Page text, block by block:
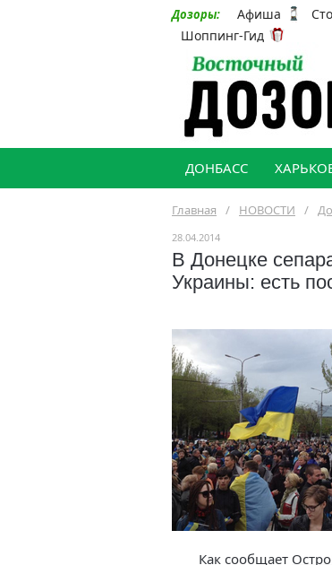
Дозоры: Афиша
Шоппинг-Гид
ДОНБАСС
Главная / НОВОСТИ /
28.04.2014
В Донецке
Украины: есть
Как сообщает